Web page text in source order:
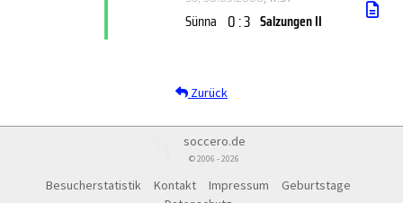
Sünna 0 : 3 Salzungen II
Zurück
soccero.de
© 2006 - 2026
Besucherstatistik Kontakt Impressum
Geburtstage